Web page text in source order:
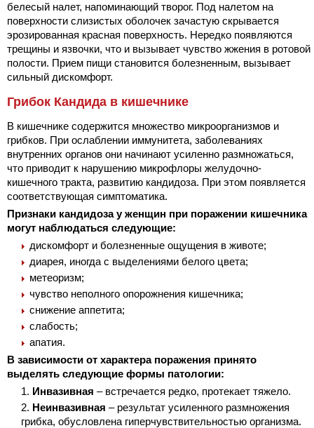
белесый налет, напоминающий творог. Под налетом на
поверхности слизистых оболочек зачастую скрывается
эрозированная красная поверхность. Нередко появляются
трещины и язвочки, что и вызывает чувство жжения в ротовой
полости. Прием пищи становится болезненным, вызывает
сильный дискомфорт.
Грибок Кандида в кишечнике
В кишечнике содержится множество микроорганизмов и
грибков. При ослаблении иммунитета, заболеваниях
внутренних органов они начинают усиленно размножаться,
что приводит к нарушению микрофлоры желудочно-
кишечного тракта, развитию кандидоза. При этом появляется
соответствующая симптоматика.
Признаки кандидоза у женщин при поражении кишечника
могут наблюдаться следующие:
дискомфорт и болезненные ощущения в животе;
диарея, иногда с выделениями белого цвета;
метеоризм;
чувство неполного опорожнения кишечника;
снижение аппетита;
слабость;
апатия.
В зависимости от характера поражения принято
выделять следующие формы патологии:
Инвазивная – встречается редко, протекает тяжело.
Неинвазивная – результат усиленного размножения
грибка, обусловлена гиперчувствительностью организма.